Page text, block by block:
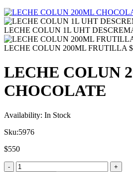
LECHE COLUN 1L UHT
LECHE COLUN 200ML FRUTILLA $
LECHE COLUN
CHOCOLATE
Availability: In Stock
Sku:5976
$550